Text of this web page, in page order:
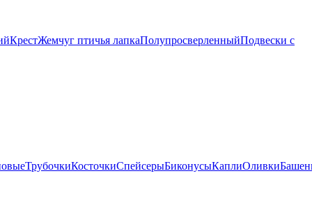
КрестЖемчуг птичья лапкаПолупросверленныйПодвески с
ТрубочкиКосточкиСпейсерыБиконусыКаплиОливки